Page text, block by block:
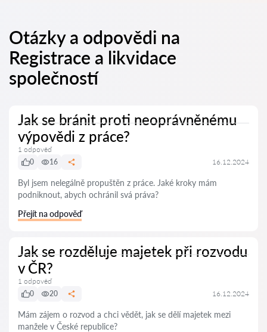
Otázky a odpovědi na
Registrace a likvidace
společností
Jak se bránit proti neoprávněnému
výpovědi z práce?
1 odpověď
0
16 16.12.2024
Byl jsem nelegálně propuštěn z práce. Jaké kroky mám
podniknout, abych ochránil svá práva?
Přejít na odpověď
Jak se rozděluje majetek při rozvodu
v ČR?
1 odpověď
0
20 16.12.2024
Mám zájem o rozvod a chci vědět, jak se dělí majetek mezi
manžele v České republice?